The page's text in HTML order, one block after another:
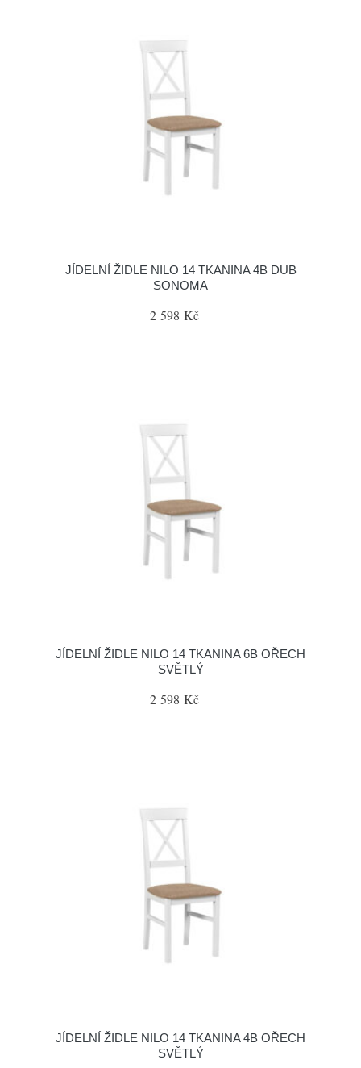
JÍDELNÍ ŽIDLE NILO 14 TKANINA 4B DUB
SONOMA
2 598 Kč
JÍDELNÍ ŽIDLE NILO 14 TKANINA 6B OŘECH
SVĚTLÝ
2 598 Kč
JÍDELNÍ ŽIDLE NILO 14 TKANINA 4B OŘECH
SVĚTLÝ